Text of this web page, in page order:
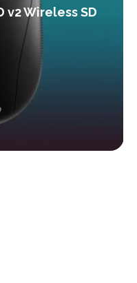
v2 Wireless SD